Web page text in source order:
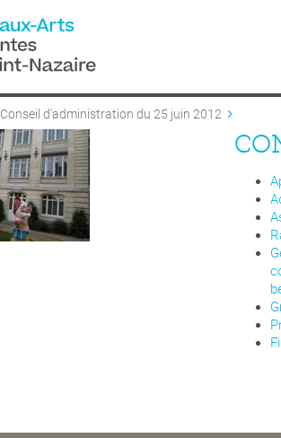
Conseil d'administration du 25 juin 2012